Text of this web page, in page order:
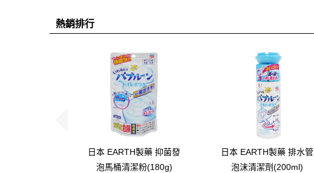
熱銷排行
日本 EARTH製藥 抑菌發
泡馬桶清潔粉(180g)
日本 EARTH製藥 排水管
泡沫清潔劑(200ml)